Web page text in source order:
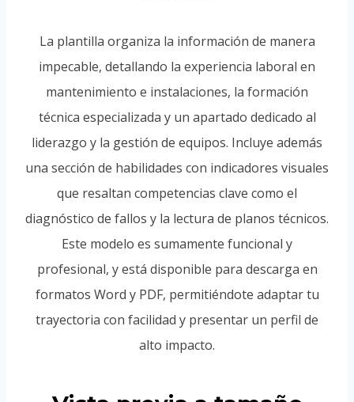
La plantilla organiza la información de manera
impecable, detallando la experiencia laboral en
mantenimiento e instalaciones, la formación
técnica especializada y un apartado dedicado al
liderazgo y la gestión de equipos. Incluye además
una sección de habilidades con indicadores visuales
que resaltan competencias clave como el
diagnóstico de fallos y la lectura de planos técnicos.
Este modelo es sumamente funcional y
profesional, y está disponible para descarga en
formatos Word y PDF, permitiéndote adaptar tu
trayectoria con facilidad y presentar un perfil de
alto impacto.